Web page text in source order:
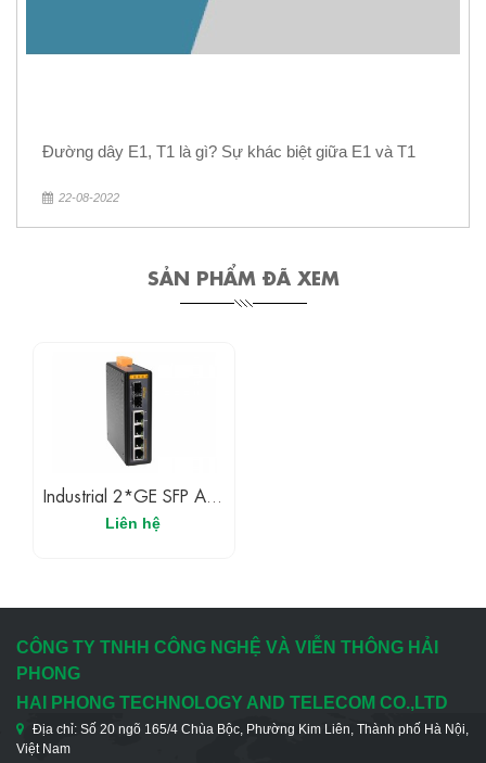
Đường dây E1, T1 là gì? Sự khác biệt giữa E1 và T1
22-08-2022
SẢN PHẨM ĐÃ XEM
Industrial 2*GE SFP And
4*10/100/1000M TX
(OPT-IES2024)
Liên hệ
CÔNG TY TNHH CÔNG NGHỆ VÀ VIỄN THÔNG HẢI
PHONG
HAI PHONG TECHNOLOGY AND TELECOM CO.,LTD
Địa chỉ: Số 20 ngõ 165/4 Chùa Bộc, Phường Kim Liên, Thành phố Hà Nội,
Việt Nam